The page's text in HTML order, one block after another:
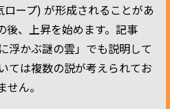
ロープ) が形成されることがあ
後、上昇を始めます。記事
浮かぶ謎の雲」でも説明して
ては複数の説が考えられてお
ん。